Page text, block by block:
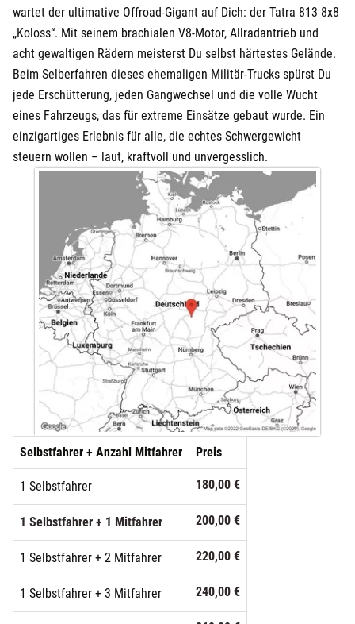
wartet der ultimative Offroad-Gigant auf Dich: der Tatra 813 8x8
„Koloss“. Mit seinem brachialen V8-Motor, Allradantrieb und
acht gewaltigen Rädern meisterst Du selbst härtestes Gelände.
Beim Selberfahren dieses ehemaligen Militär-Trucks spürst Du
jede Erschütterung, jeden Gangwechsel und die volle Wucht
eines Fahrzeugs, das für extreme Einsätze gebaut wurde. Ein
einzigartiges Erlebnis für alle, die echtes Schwergewicht
steuern wollen – laut, kraftvoll und unvergesslich.
Selbstfahrer + Anzahl Mitfahrer Preis
1 Selbstfahrer 180,00 €
1 Selbstfahrer + 1 Mitfahrer 200,00 €
1 Selbstfahrer + 2 Mitfahrer 220,00 €
1 Selbstfahrer + 3 Mitfahrer 240,00 €